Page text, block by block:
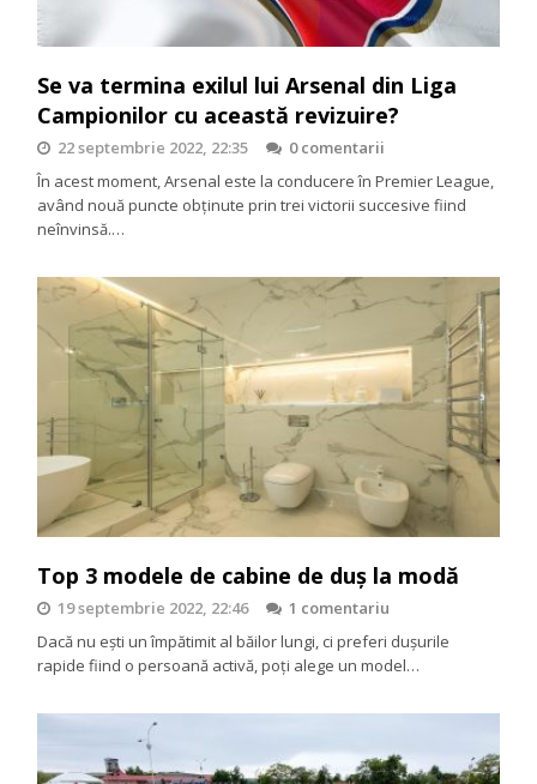
Se va termina exilul lui Arsenal din Liga
Campionilor cu această revizuire?
22 septembrie 2022, 22:35
0 comentarii
În acest moment, Arsenal este la conducere în Premier League,
având nouă puncte obținute prin trei victorii succesive fiind
neînvinsă.…
Top 3 modele de cabine de duș la modă
19 septembrie 2022, 22:46
1 comentariu
Dacă nu ești un împătimit al băilor lungi, ci preferi dușurile
rapide fiind o persoană activă, poți alege un model…